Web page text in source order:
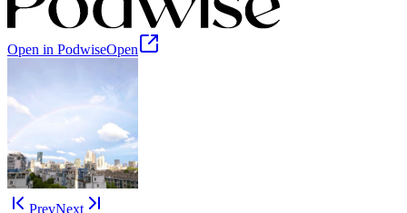
Open in PodwiseOpen
PrevNext